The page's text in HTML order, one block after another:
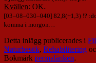
Kvällen: OK.
[03–08–030–040] 82,8(+1,3) !?
komma i morgon…
Detta inlägg publicerades i
Naturbesök, Rehabilitering
Bokmärk permalänken.